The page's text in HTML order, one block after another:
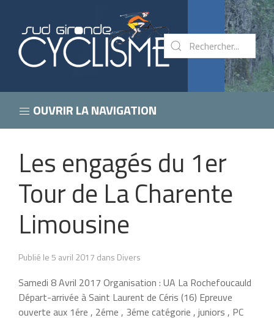
OUVRIR LA NAVIGATION
Les engagés du 1er
Tour de La Charente
Limousine
Publié le 5 avril 2017 dans Divers
Samedi 8 Avril 2017 Organisation : UA La Rochefoucauld
Départ-arrivée à Saint Laurent de Céris (16) Epreuve
ouverte aux 1ére , 2éme , 3éme catégorie , juniors , PC